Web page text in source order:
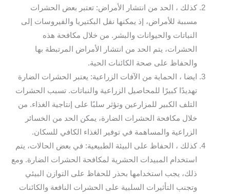
كذلك ، الحد من انتشار الأمراض: تعتبر بعض الحشرات
مسببة للأمراض، إذ يمكنها نقل البكتيريا والفيروسات إلى
النباتات والحيوانات والبشر. من خلال مكافحة هذه
الحشرات، يتم الحد من انتشار الأمراض المرتبطة بها
والحفاظ على صحة الكائنات الحية.
ايضا ، الحماية من الآفات الزراعية: يعتبر الحشرات الضارة
تهديدًا كبيرًا للمحاصيل الزراعية والنباتات. تسبب الحشرات
التلف الكبير للمزارعين وتؤثر سلبًا على إنتاجية الغذاء. من
خلال مكافحة الحشرات الضارة، يمكن الحد من الخسائر
الزراعية والمساهمة في توفير الغذاء الكافي للسكان.
كذلك ، الحفاظ على البيئة الطبيعية: في بعض الحالات، يتم
استخدام المبيدات الحشرية لمكافحة الحشرات الضارة. ومع
ذلك، يجب استخدامها بحذر للحفاظ على التوازن البيئي
وتجنب التأثيرات السلبية على الحشرات النافعة والكائنات